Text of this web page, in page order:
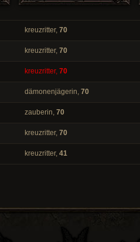
kreuzritter, 70
kreuzritter, 70
kreuzritter, 70
dämonenjägerin, 70
zauberin, 70
kreuzritter, 70
kreuzritter, 41